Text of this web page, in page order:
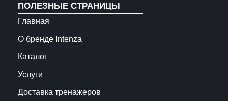
ПОЛЕЗНЫЕ СТРАНИЦЫ
Главная
О бренде Intenza
Каталог
Услуги
Доставка тренажеров